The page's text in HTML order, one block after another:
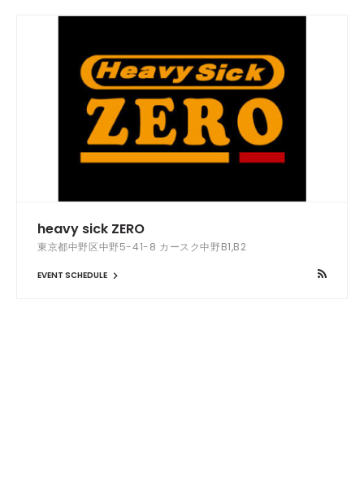
heavy sick ZERO
東京都中野区中野5-41-8 カースク中野B1,B2
EVENT SCHEDULE